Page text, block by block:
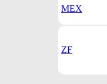
MEX
ZF